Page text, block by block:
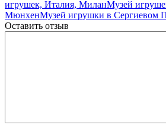
игрушек, Италия, МиланМузей
МюнхенМузей игрушки в Сергиевом
Оставить отзыв